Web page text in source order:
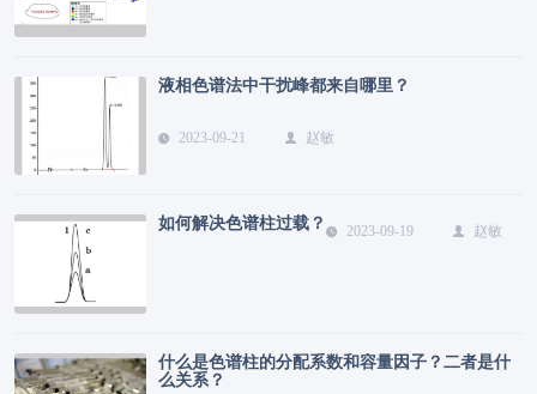
液相色谱法中干扰峰都来自哪里？
2023-09-21 赵敏
如何解决色谱柱过载？ 2023-09-19 赵敏
什么是色谱柱的分配系数和容量因子？二者是什
么关系？